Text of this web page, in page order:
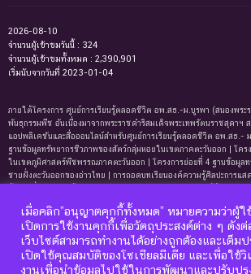
2026-08-10
จำนวนผู้เข้าชมวันนี้ : 324
จำนวนผู้เข้าชมทั้งหมด : 2,390,901
เริ่มนับจากวันที่ 2023-01-04
ภายใต้โครงการ ศูนย์การเรียนรู้ตลอดชีวิต อพ.สธ.-ม.บูรพา (สนองพระ
พันธุกรรมพืช อันเนื่องมาจากพระราชดำริสมเด็จพระเทพรัตนราชสุดาฯ
แอปพลิเคชันและสื่อออนไลน์สำหรับศูนย์การเรียนรู้ตลอดชีวิต อพ.สธ.-
ฐานข้อมูลทรัพยากรชีวภาพของสัตว์กลุ่มหอยในเขตภาคตะวันออก | โคร
ในเขตภูมิศาสตร์พืชพรรณภาคตะวันออก | โครงการย่อยที่ 4 ฐานข้อมูลท
ชายฝั่งตะวันออกของอ่าวไทย | การถอดบทเรียนองค์ความรู้ศิลปะการแ
ทรัพยากรธรรมชาติและมรดกทางวัฒนธรรม ภาคตะวันออก | ฐานข้อมูลม
ประเทศไทย | ฐานข้อมูลเพรียงหินในเขตภาคตะวันออกของประเทศไทย
บริเวณชายฝั่งตะวันออกของอ่าวไทย | ฐานข้อมูลทรัพยากรแพลงก์ตอนทะ
ชายฝั่งทะเลตะวันออกของอ่าวไทย | ฐานข้อมูลแมงมุมอันดับฐาน
ของประเทศไทย | โครงการการถอดบทเรียนองค์ความรู้ระบบนิเวศหาดท
บางแสนและแหลมแท่น จังหวัดชลบุรี เพื่อการจัดทำฐานข้อมูลและการพั
เมื่อคลิก”อนุญาตคุกกี้ทั้งหมด” หมายความว่าผู้ใ
เปิดการใช้งานคุกกี้เพื่อวัตถุประสงค์ต่าง ๆ ดัง
เว็บไซต์สามารถทำงานได้อย่างถูกต้องและเต็ม
เปิดใช้คุณสมบัติของโซเชียลมีเดีย และเพื่อใช้วิ
งานเพื่อนำข้อมูลไปใช้ในการพัฒนาและปรับปรุ